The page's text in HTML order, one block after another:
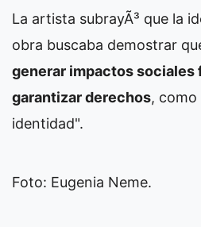
La artista subrayÃ³ que la
obra buscaba demostrar
generar impactos sociales
garantizar derechos, como
identidad".
Foto: Eugenia Neme.